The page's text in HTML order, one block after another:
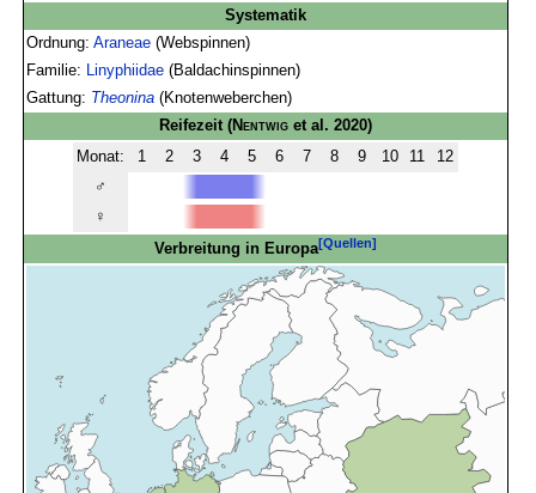
Systematik
Ordnung:Araneae (Webspinnen)
Familie:
Linyphiidae (Baldachinspinnen)
Gattung: Theonina (Knotenweberchen)
Reifezeit(Nentwig et al. 2020)
Monat:
1 2 3 4 5 6 7 8 9 10 11
12
♂
♀
Verbreitung in Europa[Quellen]